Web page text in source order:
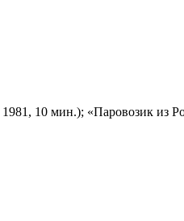
10 мин.); «Паровозик из